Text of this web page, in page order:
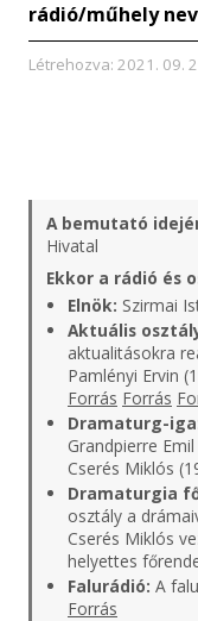
rádió/műhely
Létrehozva: 2021. 09.
A bemutató
Hivatal
Ekkor a rádió és
Elnök: Szirmai
Aktuális
aktualitásokra
Pamlényi Ervin
Forrás Forrás
Dramaturg-
Grandpierre
Cserés Miklós
Dramaturgia
osztály a
Cserés Miklós
helyettes
Falurádió: A
Forrás